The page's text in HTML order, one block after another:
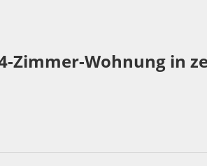
Zimmer-Wohnung in